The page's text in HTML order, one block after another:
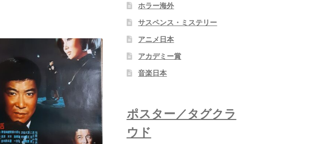
ホラー海外
サスペンス・ミステリー
アニメ日本
アカデミー賞
音楽日本
ポスター／タグクラ
ウド